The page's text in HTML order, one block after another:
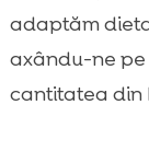
adaptăm
axându-ne
cantitatea din